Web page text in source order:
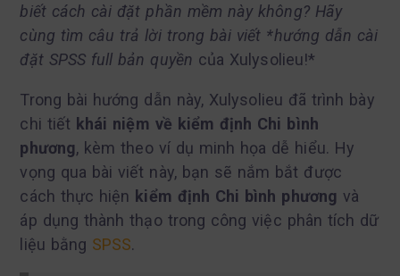
biết cách cài đặt phần mềm này không? Hãy
cùng tìm câu trả lời trong bài viết *hướng dẫn cài
đặt SPSS full bản quyền của Xulysolieu!*
Trong bài hướng dẫn này, Xulysolieu đã trình bày
chi tiết khái niệm về kiểm định Chi bình
phương, kèm theo ví dụ minh họa dễ hiểu. Hy
vọng qua bài viết này, bạn sẽ nắm bắt được
cách thực hiện kiểm định Chi bình phương và
áp dụng thành thạo trong công việc phân tích dữ
liệu bằng SPSS.